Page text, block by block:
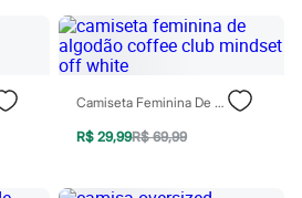
Camiseta Feminina De Algodão Coffee Club Mindset Off White
R$ 29,99R$ 69,99